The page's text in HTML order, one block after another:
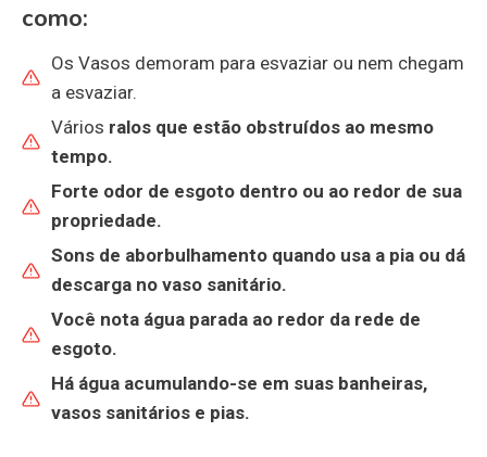
como:
Os Vasos demoram para esvaziar ou nem chegam
a esvaziar.
Vários ralos que estão obstruídos ao mesmo
tempo.
Forte odor de esgoto dentro ou ao redor de sua
propriedade.
Sons de aborbulhamento quando usa a pia ou dá
descarga no vaso sanitário.
Você nota água parada ao redor da rede de
esgoto.
Há água acumulando-se em suas banheiras,
vasos sanitários e pias.